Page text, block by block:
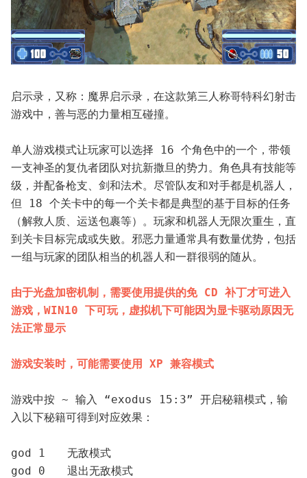
启示录，又称：魔界启示录，在这款第三人称哥特科幻射击
游戏中，善与恶的力量相互碰撞。
单人游戏模式让玩家可以选择 16 个角色中的一个，带领
一支神圣的复仇者团队对抗新撒旦的势力。角色具有技能等
级，并配备枪支、剑和法术。尽管队友和对手都是机器人，
但 18 个关卡中的每一个关卡都是典型的基于目标的任务
（解救人质、运送包裹等）。玩家和机器人无限次重生，直
到关卡目标完成或失败。邪恶力量通常具有数量优势，包括
一组与玩家的团队相当的机器人和一群很弱的随从。
由于光盘加密机制，需要使用提供的免 CD 补丁才可进入
游戏，WIN10 下可玩，虚拟机下可能因为显卡驱动原因无
法正常显示
游戏安装时，可能需要使用 XP 兼容模式
游戏中按 ~ 输入 “exodus 15:3” 开启秘籍模式，输
入以下秘籍可得到对应效果：
god 1　　无敌模式
god 0　　退出无敌模式